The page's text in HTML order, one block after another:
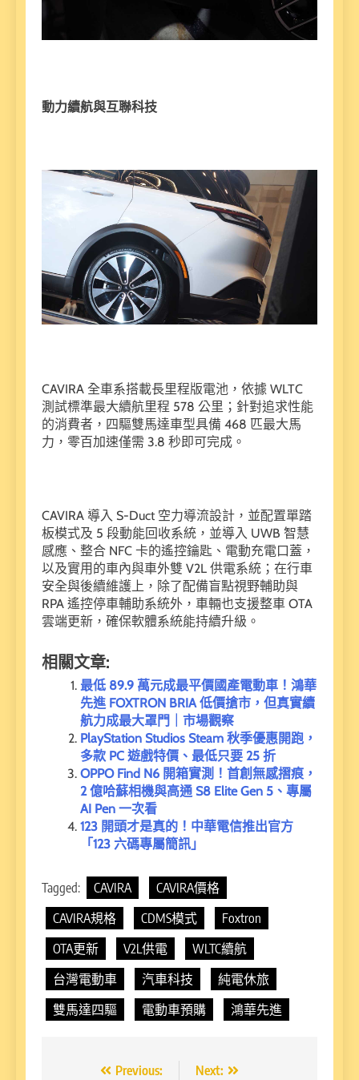
動力續航與互聯科技
CAVIRA 全車系搭載長里程版電池，依據 WLTC
測試標準最大續航里程 578 公里；針對追求性能
的消費者，四驅雙馬達車型具備 468 匹最大馬
力，零百加速僅需 3.8 秒即可完成。
CAVIRA 導入 S-Duct 空力導流設計，並配置單踏
板模式及 5 段動能回收系統，並導入 UWB 智慧
感應、整合 NFC 卡的遙控鑰匙、電動充電口蓋，
以及實用的車內與車外雙 V2L 供電系統；在行車
安全與後續維護上，除了配備盲點視野輔助與
RPA 遙控停車輔助系統外，車輛也支援整車 OTA
雲端更新，確保軟體系統能持續升級。
相關文章:
最低 89.9 萬元成最平價國產電動車！鴻華
先進 FOXTRON BRIA 低價搶市，但真實續
航力成最大罩門｜市場觀察
PlayStation Studios Steam 秋季優惠開跑，
多款 PC 遊戲特價、最低只要 25 折
OPPO Find N6 開箱實測！首創無感摺痕，
2 億哈蘇相機與高通 S8 Elite Gen 5、專屬
AI Pen 一次看
123 開頭才是真的！中華電信推出官方
「123 六碼專屬簡訊」
Tagged: CAVIRA
CAVIRA價格
CAVIRA規格
CDMS模式
Foxtron
OTA更新
V2L供電
WLTC續航
台灣電動車
汽車科技
純電休旅
雙馬達四驅
電動車預購 鴻華先進
Previous:
Next: